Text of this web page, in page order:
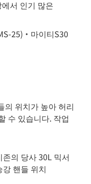
서 인기 많은
25)・마이티S30
의 위치가 높아 허리
수 있습니다. 작업
의 당사 30L 믹서
강 핸들 위치